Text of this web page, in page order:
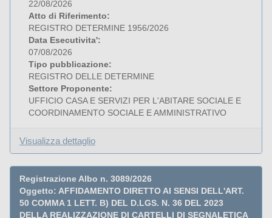
22/08/2026
Atto di Riferimento:
REGISTRO DETERMINE 1956/2026
Data Esecutivita':
07/08/2026
Tipo pubblicazione:
REGISTRO DELLE DETERMINE
Settore Proponente:
UFFICIO CASA E SERVIZI PER L'ABITARE SOCIALE E
COORDINAMENTO SOCIALE E AMMINISTRATIVO
Visualizza dettaglio
Registrazione Albo n. 3089/2026
Oggetto: AFFIDAMENTO DIRETTO AI SENSI DELL'ART.
50 COMMA 1 LETT. B) DEL D.LGS. N. 36 DEL 2023
DELLA REALIZZAZIONE DI CARTELLI DI SEGNALETICA